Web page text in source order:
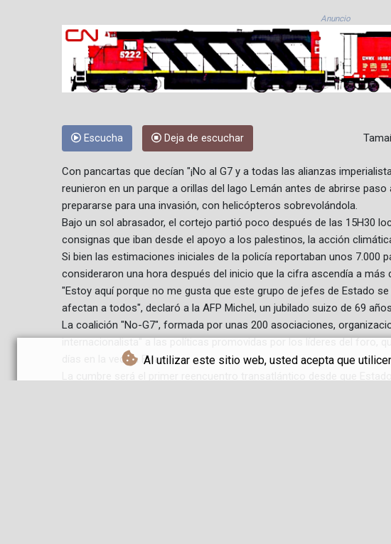
Al utilizar este sitio web, usted acepta que
Anuncio
Escucha Deja de escuchar
Con pancartas que decían "¡No al G7 y a todas las alianzas
reunieron en un parque a orillas del lago Lemán antes de abrirse
prepararse para una invasión, con helicópteros sobrevolándola.
Bajo un sol abrasador, el cortejo partió poco después de las 15H30
consignas que iban desde el apoyo a los palestinos, la acción
Si bien las estimaciones iniciales de la policía reportaban unos 7.000
consideraron una hora después del inicio que la cifra ascendía a más
"Estoy aquí porque no me gusta que este grupo de jefes de Estado
afectan a todos", declaró a la AFP Michel, un jubilado suizo de 69
La coalición "No-G7", formada por unas 200 asociaciones,
días en la vecina Evian.